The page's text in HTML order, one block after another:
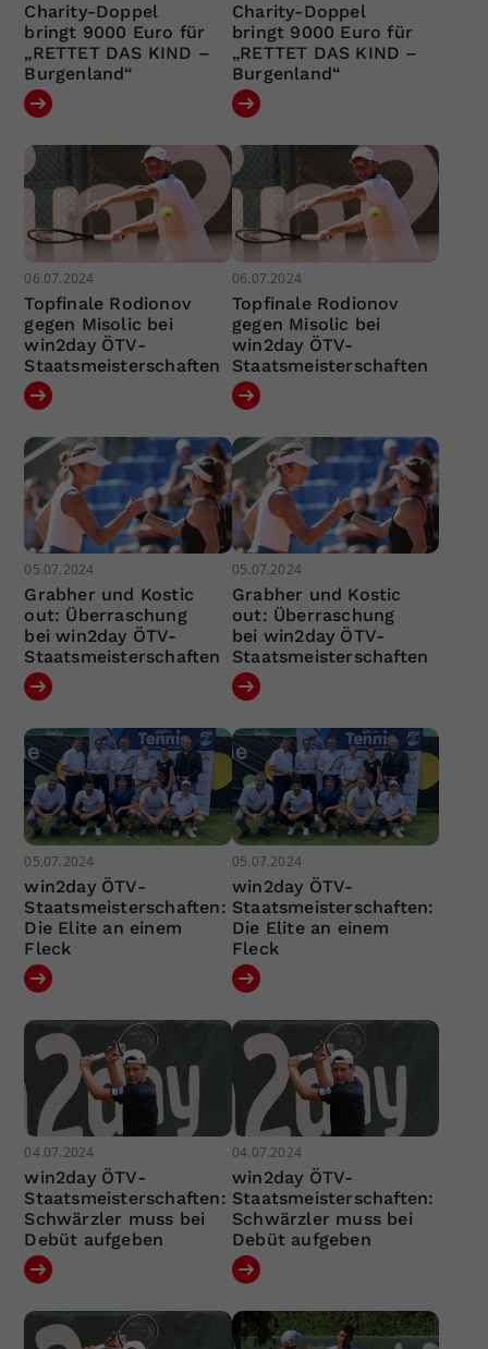
Charity-Doppel
bringt 9000 Euro für
„RETTET DAS KIND –
Burgenland“
Charity-Doppel
bringt 9000 Euro für
„RETTET DAS KIND –
Burgenland“
06.07.2024
Topfinale Rodionov
gegen Misolic bei
win2day ÖTV-
Staatsmeisterschaften
06.07.2024
Topfinale Rodionov
gegen Misolic bei
win2day ÖTV-
Staatsmeisterschaften
05.07.2024
Grabher und Kostic
out: Überraschung
bei win2day ÖTV-
Staatsmeisterschaften
05.07.2024
Grabher und Kostic
out: Überraschung
bei win2day ÖTV-
Staatsmeisterschaften
05.07.2024
win2day ÖTV-
Staatsmeisterschaften:
Die Elite an einem
Fleck
05.07.2024
win2day ÖTV-
Staatsmeisterschaften:
Die Elite an einem
Fleck
04.07.2024
win2day ÖTV-
Staatsmeisterschaften:
Schwärzler muss bei
Debüt aufgeben
04.07.2024
win2day ÖTV-
Staatsmeisterschaften:
Schwärzler muss bei
Debüt aufgeben